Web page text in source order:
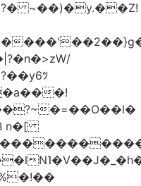
~��)�y.��Z!
ﾂ
�!
n�[